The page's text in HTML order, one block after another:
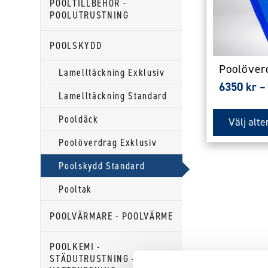
POOLTILLBEHÖR -
POOLUTRUSTNING
POOLSKYDD
Lamelltäckning Exklusiv
Lamelltäckning Standard
Pooldäck
Poolöverdrag Exklusiv
Poolskydd Standard
Pooltak
POOLVÄRMARE - POOLVÄRME
POOLKEMI -
STÄDUTRUSTNING -
6350 kr –
Välj
kan
väljas